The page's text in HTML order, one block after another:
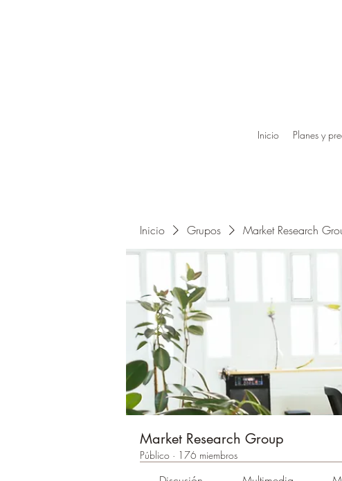
Inicio Planes y
Inicio Grupos Market Research
Market Research Group
Público · 176 miembros